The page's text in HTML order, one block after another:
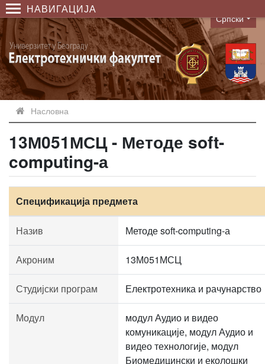
НАВИГАЦИЈА
Language
Српски
Насловна
13М051МСЦ - Методе soft-
computing-а
Спецификација предмета
Назив Методе soft-computing-а
Акроним 13М051МСЦ
Студијски програм Електротехника и рачунарство
Модул
модул Аудио и видео
комуникације, модул Аудио и
видео технологије, модул
Биомедицински и еколошки